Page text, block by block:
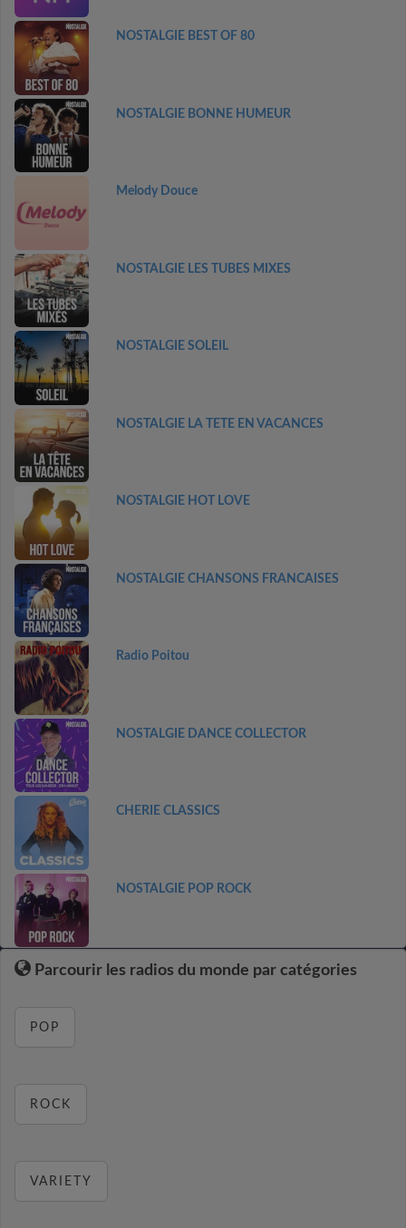
NOSTALGIE BEST OF 80
NOSTALGIE BONNE HUMEUR
Melody Douce
NOSTALGIE LES TUBES MIXES
NOSTALGIE SOLEIL
NOSTALGIE LA TETE EN VACANCES
NOSTALGIE HOT LOVE
NOSTALGIE CHANSONS FRANCAISES
Radio Poitou
NOSTALGIE DANCE COLLECTOR
CHERIE CLASSICS
NOSTALGIE POP ROCK
Parcourir les radios du monde par catégories
POP
ROCK
VARIETY